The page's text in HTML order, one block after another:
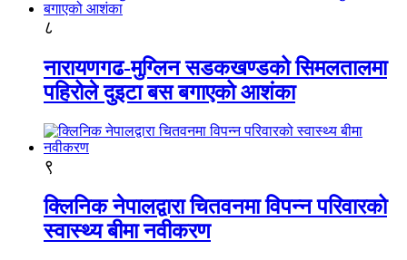
८
नारायणगढ-मुग्लिन सडकखण्डको सिमलतालमा
पहिरोले दुइटा बस बगाएको आशंका
९
क्लिनिक नेपालद्वारा चितवनमा विपन्न परिवारको
स्वास्थ्य बीमा नवीकरण